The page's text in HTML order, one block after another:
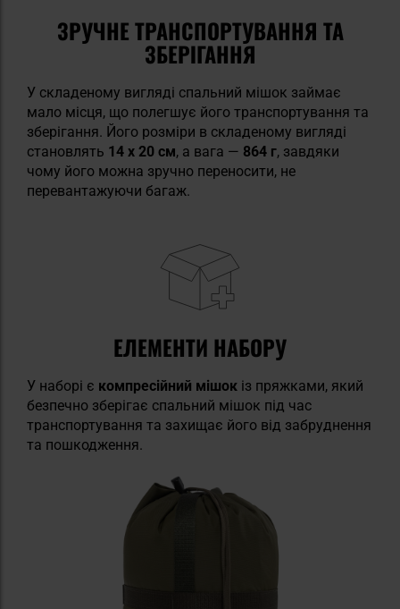
ЗРУЧНЕ ТРАНСПОРТУВАННЯ ТА
ЗБЕРІГАННЯ
У складеному вигляді спальний мішок займає
мало місця, що полегшує його транспортування та
зберігання. Його розміри в складеному вигляді
становлять 14 x 20 см, а вага — 864 г, завдяки
чому його можна зручно переносити, не
перевантажуючи багаж.
ЕЛЕМЕНТИ НАБОРУ
У наборі є компресійний мішок із пряжками, який
безпечно зберігає спальний мішок під час
транспортування та захищає його від забруднення
та пошкодження.